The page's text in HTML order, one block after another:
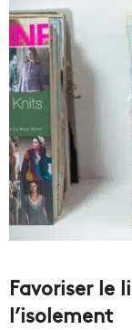
Favoriser le
l’isolement